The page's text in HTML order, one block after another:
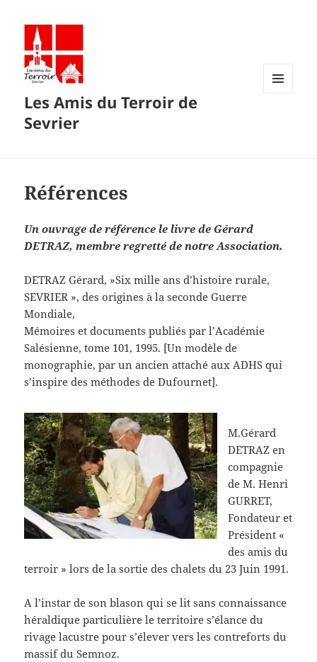
Les Amis du Terroir de
Sevrier
Références
Un ouvrage de référence le livre de Gérard
DETRAZ, membre regretté de notre Association.
DETRAZ Gérard, »Six mille ans d’histoire rurale,
SEVRIER », des origines à la seconde Guerre
Mondiale,
Mémoires et documents publiés par l’Académie
Salésienne, tome 101, 1995. [Un modèle de
monographie, par un ancien attaché aux ADHS qui
s’inspire des méthodes de Dufournet].
M.Gérard
DETRAZ en
compagnie
de M. Henri
GURRET,
Fondateur et
Président «
des amis du
terroir » lors de la sortie des chalets du 23 Juin 1991.
A l’instar de son blason qui se lit sans connaissance
héraldique particulière le territoire s’élance du
rivage lacustre pour s’élever vers les contreforts du
massif du Semnoz.